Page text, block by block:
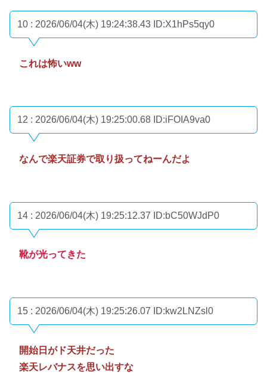
10 : 2026/06/04(木) 19:24:38.43 ID:X1hPs5qy0
これは怖いww
12 : 2026/06/04(木) 19:25:00.68 ID:iFOIA9va0
なんで楽天証券で取り扱ってねーんだよ
14 : 2026/06/04(木) 19:25:12.37 ID:bC50WJdP0
靴が光ってきた
15 : 2026/06/04(木) 19:25:26.07 ID:kw2LNZsl0
開始日がド天井だった
楽天レバナスを思い出すな